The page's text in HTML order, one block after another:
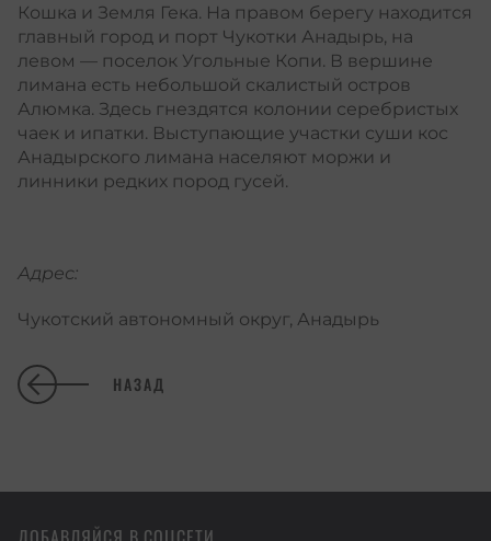
Кошка и Земля Гека. На правом берегу находится
главный город и порт Чукотки Анадырь, на
левом — поселок Угольные Копи. В вершине
лимана есть небольшой скалистый остров
Алюмка. Здесь гнездятся колонии серебристых
чаек и ипатки. Выступающие участки суши кос
Анадырского лимана населяют моржи и
линники редких пород гусей.
Адрес:
Чукотский автономный округ, Анадырь
НАЗАД